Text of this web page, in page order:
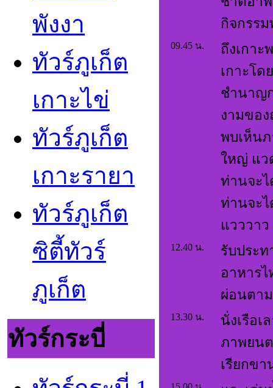
พังงา
ทัวร์ภูเก็ต
เกาะไข่
ทัวร์ภูเก็ต
เกาะรายา
ทัวร์ภูเก็ต
ซิตี้ทัวร์
ภูเก็ต
ทัวร์กระบี่
กิจกรรม
09.45 น.
ถึงเกา
เกาะโด
ชำนาญ
งามขอ
พบเห็น
ใหญ่ แว
ท่านจะ
ท่านจะ
แวววาว
12.40 น.
รับประ
อาหาร
ผ่อนตา
13.30 น.
นั่งเรือเ
ภาพยน
เรียกขา